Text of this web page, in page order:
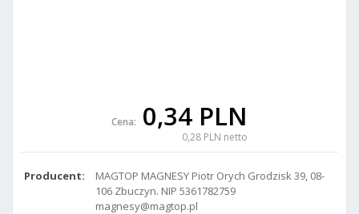
Cena: 0,34 PLN
0,28 PLN netto
Producent:
MAGTOP MAGNESY Piotr Orych Grodzisk 39, 08-
106 Zbuczyn. NIP 5361782759
magnesy@magtop.pl